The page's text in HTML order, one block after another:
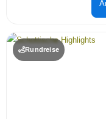
Rundreise